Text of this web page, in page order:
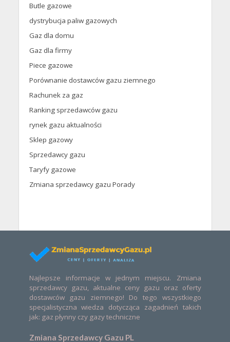
Butle gazowe
dystrybucja paliw gazowych
Gaz dla domu
Gaz dla firmy
Piece gazowe
Porównanie dostawców gazu ziemnego
Rachunek za gaz
Ranking sprzedawców gazu
rynek gazu aktualności
Sklep gazowy
Sprzedawcy gazu
Taryfy gazowe
Zmiana sprzedawcy gazu Porady
Najlepsze informacje w jednym miejscu. Zmiana
sprzedawcy gazu, aktualne ceny gazu oraz oferty
dostawców gazu ziemnego! Do tego wszystkiego
specjalistyczna wiedza dotycząca zagadnień takich
jak: gaz płynny czy gazy techniczne
Zmiana Sprzedawcy Gazu PL